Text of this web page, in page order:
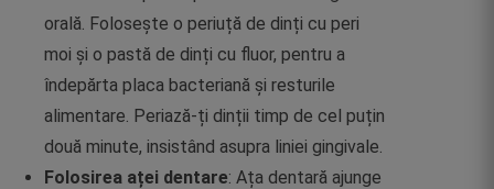
orală. Folosește o periuță de dinți cu peri
moi și o pastă de dinți cu fluor, pentru a
îndepărta placa bacteriană și resturile
alimentare. Periază-ți dinții timp de cel puțin
două minute, insistând asupra liniei gingivale.
Folosirea aței dentare: Ața dentară ajunge